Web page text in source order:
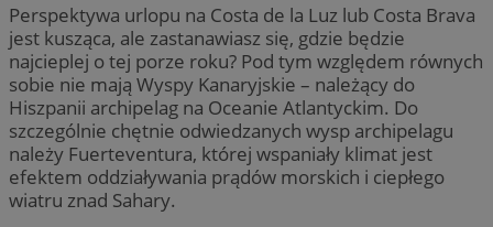
Perspektywa urlopu na Costa de la Luz lub Costa Brava
jest kusząca, ale zastanawiasz się, gdzie będzie
najcieplej o tej porze roku? Pod tym względem równych
sobie nie mają Wyspy Kanaryjskie – należący do
Hiszpanii archipelag na Oceanie Atlantyckim. Do
szczególnie chętnie odwiedzanych wysp archipelagu
należy Fuerteventura, której wspaniały klimat jest
efektem oddziaływania prądów morskich i ciepłego
wiatru znad Sahary.